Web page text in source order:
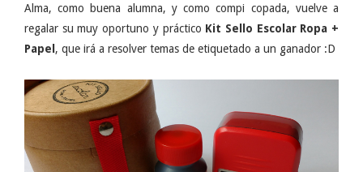
Alma, como buena alumna, y como compi copada, vuelve a
regalar su muy oportuno y práctico Kit Sello Escolar Ropa +
Papel, que irá a resolver temas de etiquetado a un ganador :D